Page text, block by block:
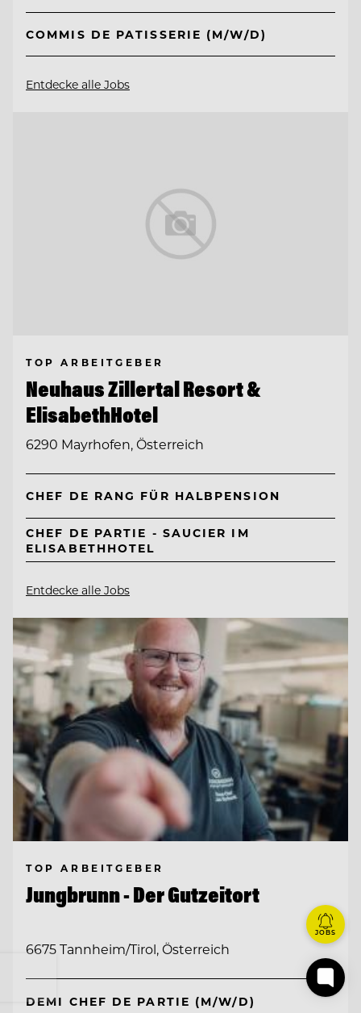
COMMIS DE PATISSERIE (M/W/D)
Entdecke alle Jobs
TOP ARBEITGEBER
Neuhaus Zillertal Resort &
ElisabethHotel
6290 Mayrhofen, Österreich
CHEF DE RANG FÜR HALBPENSION
CHEF DE PARTIE - SAUCIER IM
ELISABETHHOTEL
Entdecke alle Jobs
TOP ARBEITGEBER
Jungbrunn - Der Gutzeitort
6675 Tannheim/Tirol, Österreich
DEMI CHEF DE PARTIE (M/W/D)
JOBS